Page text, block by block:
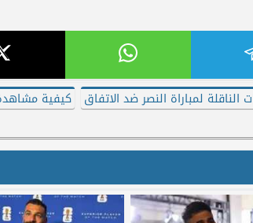
الناقلة لمباراة النصر ضد الاتفاق
كيفية